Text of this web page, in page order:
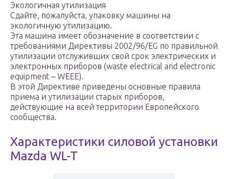
Экологичная утилизация
Сдайте, пожалуйста, упаковку машины на
экологичную утилизацию.
Эта машина имеет обозначение в соответствии с
требованиями Директивы 2002/96/EG по правильной
утилизации отслуживших свой срок электрических и
электронных приборов (waste electrical and electronic
equipment – WEEE).
В этой Директиве приведены основные правила
приема и утилизации старых приборов,
действующие на всей территории Европейского
сообщества.
Характеристики силовой установки
Mazda WL-T